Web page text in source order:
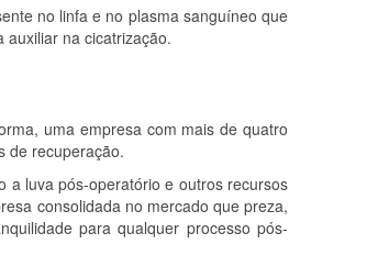
no linfa e no plasma sanguíneo que
na cicatrização.
uma empresa com mais de quatro
de recuperação.
a luva pós-operatório e outros recursos
consolidada no mercado que preza,
para qualquer processo pós-